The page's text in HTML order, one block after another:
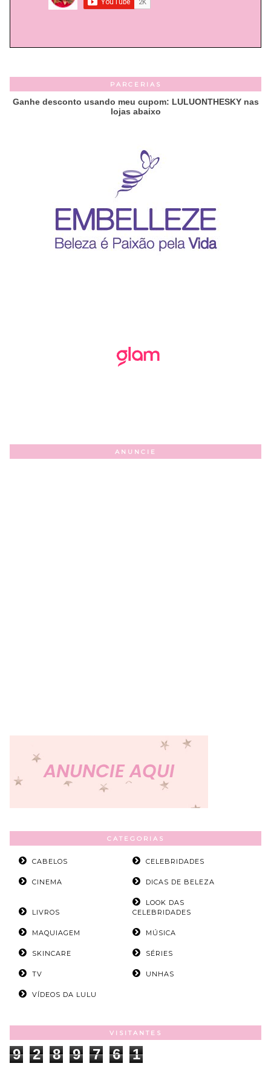
PARCERIAS
Ganhe desconto usando meu cupom: LULUONTHESKY nas
lojas abaixo
ANUNCIE
CATEGORIAS
CABELOS CELEBRIDADES
CINEMA DICAS DE BELEZA
LIVROS
LOOK DAS
CELEBRIDADES
MAQUIAGEM MÚSICA
SKINCARE SÉRIES
TV UNHAS
VÍDEOS DA LULU
VISITANTES
9 2 8 9 7 6 1